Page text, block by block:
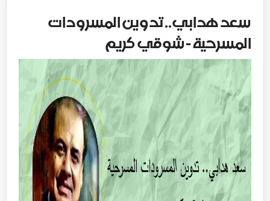
سعد هدابي.. تدوين المسرودات
المسرحية - شوقي كريم